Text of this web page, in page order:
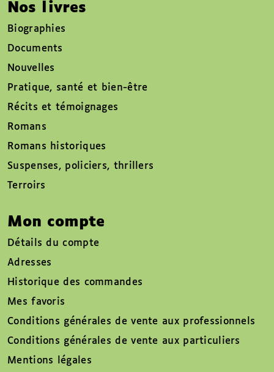
Nos livres
Biographies
Documents
Nouvelles
Pratique, santé et bien-être
Récits et témoignages
Romans
Romans historiques
Suspenses, policiers, thrillers
Terroirs
Mon compte
Détails du compte
Adresses
Historique des commandes
Mes favoris
Conditions générales de vente aux professionnels
Conditions générales de vente aux particuliers
Mentions légales